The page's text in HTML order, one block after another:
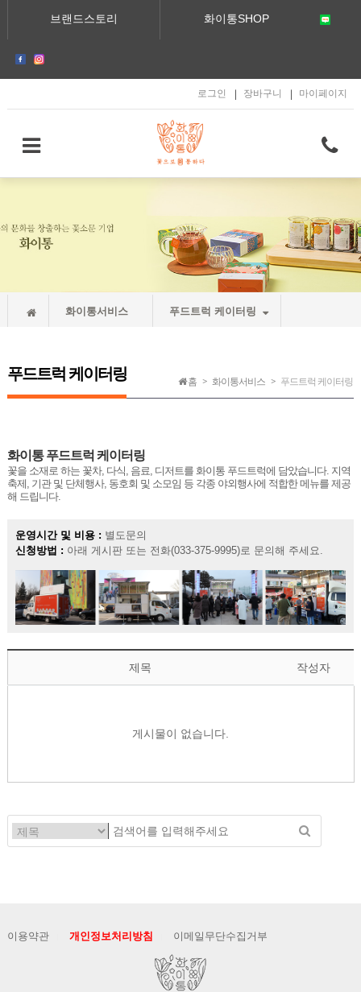
브랜드스토리
화이통SHOP
로그인 장바구니 마이페이지
화이통서비스 푸드트럭 케이터링
홈 화이통서비스 푸드트럭 케이터링
푸드트럭 케이터링
화이통 푸드트럭 케이터링
꽃을 소재로 하는 꽃차, 다식, 음료, 디저트를 화이통 푸드트럭에 담았습니다. 지역
축제, 기관 및 단체행사, 동호회 및 소모임 등 각종 야외행사에 적합한 메뉴를 제공
해 드립니다.
운영시간 및 비용 : 별도문의
신청방법 : 아래 게시판 또는 전화(033-375-9995)로 문의해 주세요.
푸드트럭 케이터링
제목 작성자
게시물이 없습니다.
이용약관 개인정보처리방침 이메일무단수집거부